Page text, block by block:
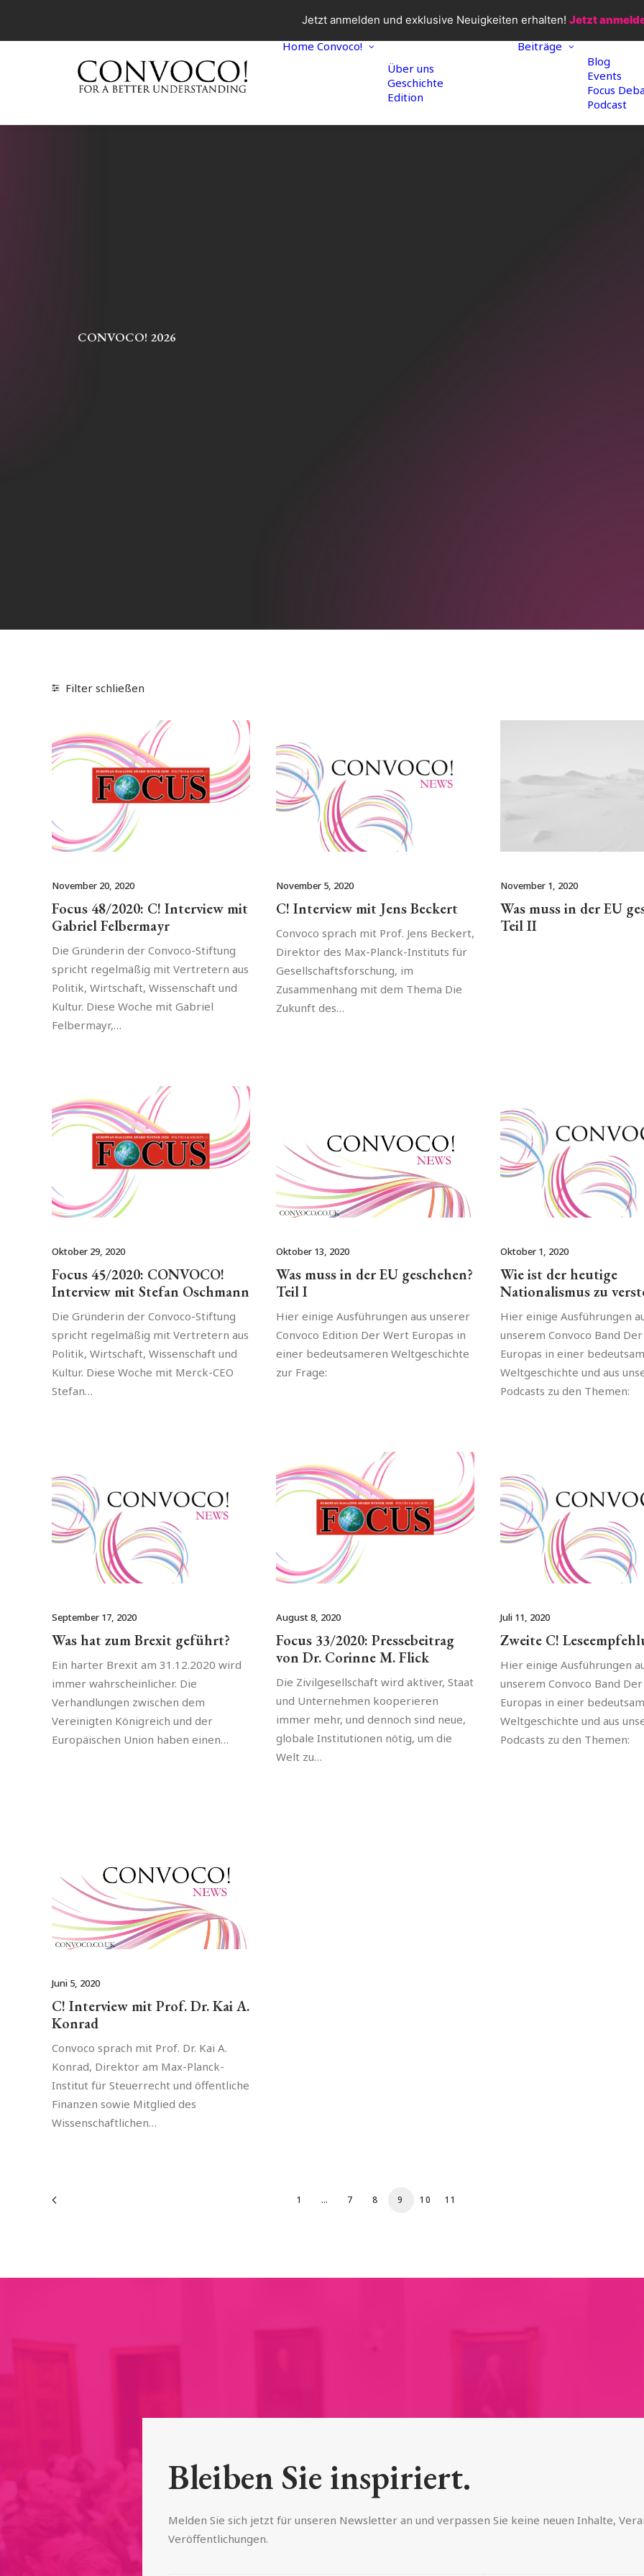
Jetzt anmelden und exklusive Neuigkeiten erhalten! Jetzt
Home Convoco!
Über uns
Geschichte
Edition
Beiträge
Blog
Events
Focus
Podcast
CONVOCO! 2026
Filter schließen
November 20, 2020
Focus 48/2020: C! Interview mit
Gabriel Felbermayr
Die Gründerin der Convoco-Stiftung
spricht regelmäßig mit Vertretern aus
Politik, Wirtschaft, Wissenschaft und
Kultur. Diese Woche mit Gabriel
Felbermayr,…
November 5, 2020
C! Interview mit Jens Beckert
Convoco sprach mit Prof. Jens Beckert,
Direktor des Max-Planck-Instituts für
Gesellschaftsforschung, im
Zusammenhang mit dem Thema Die
Zukunft des…
November 1, 2020
Was muss in der EU
Teil II
Oktober 29, 2020
Focus 45/2020: CONVOCO!
Interview mit Stefan Oschmann
Die Gründerin der Convoco-Stiftung
spricht regelmäßig mit Vertretern aus
Politik, Wirtschaft, Wissenschaft und
Kultur. Diese Woche mit Merck-CEO
Stefan…
Oktober 13, 2020
Was muss in der EU geschehen?
Teil I
Hier einige Ausführungen aus unserer
Convoco Edition Der Wert Europas in
einer bedeutsameren Weltgeschichte
zur Frage:
Oktober 1, 2020
Wie ist der heutige
Nationalismus zu
Hier einige Ausführungen
unserem Convoco Band
Europas in einer
Weltgeschichte und aus
Podcasts zu den Themen:
September 17, 2020
Was hat zum Brexit geführt?
Ein harter Brexit am 31.12.2020 wird
immer wahrscheinlicher. Die
Verhandlungen zwischen dem
Vereinigten Königreich und der
Europäischen Union haben einen…
August 8, 2020
Focus 33/2020: Pressebeitrag
von Dr. Corinne M. Flick
Die Zivilgesellschaft wird aktiver, Staat
und Unternehmen kooperieren
immer mehr, und dennoch sind neue,
globale Institutionen nötig, um die
Welt zu…
Juli 11, 2020
Zweite C!
Hier einige Ausführungen
unserem Convoco Band
Europas in einer
Weltgeschichte und aus
Podcasts zu den Themen:
Juni 5, 2020
C! Interview mit Prof. Dr. Kai A.
Konrad
Convoco sprach mit Prof. Dr. Kai A.
Konrad, Direktor am Max-Planck-
Institut für Steuerrecht und öffentliche
Finanzen sowie Mitglied des
Wissenschaftlichen…
1 … 7 8 9 10 11
Bleiben Sie inspiriert.
Melden Sie sich jetzt für unseren Newsletter an und verpassen Sie keine neuen Inhalte,
Veröffentlichungen.